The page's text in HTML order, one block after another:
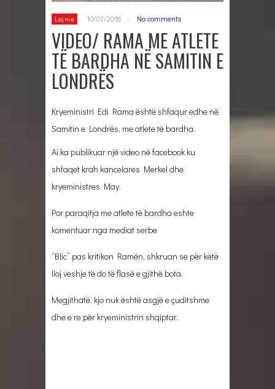
Lajme 10/07/2018 - No comments
VIDEO/ RAMA ME ATLETE
TË BARDHA NË SAMITIN E
LONDRËS
Kryeministri Edi Rama është shfaqur edhe në
Samitin e Londrës, me atlete të bardha.
Ai ka publikuar një video në facebook ku
shfaqet krah kancelares Merkel dhe
kryeministres May.
Por paraqitja me atlete të bardha eshte
komentuar nga mediat serbe
“Blic” pas kritikon Ramën, shkruan se për këtë
lloj veshje të do të flasë e gjithë bota.
Megjithatë, kjo nuk është asgjë e çuditshme
dhe e re për kryeministrin shqiptar.